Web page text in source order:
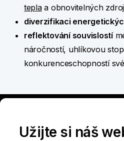
teplaa obnovitelných
diverzifikaci
reflektování souvislostí
náročností, uhlíkovou
konkurenceschopností
Užijte si náš